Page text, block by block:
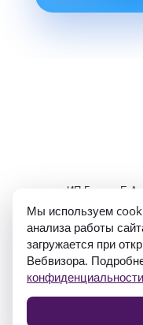
ИП Гуляев
Согласие на
Мы используем
анализа работы
загружается при
Вебвизора.
конфиденциальности